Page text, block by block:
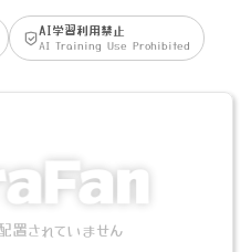
AI学習利用禁止
AI Training Use Prohibited
置されていません